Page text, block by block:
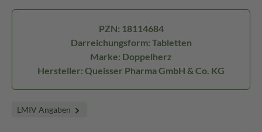
PZN: 18114684
Darreichungsform: Tabletten
Marke: Doppelherz
Hersteller: Queisser Pharma GmbH & Co. KG
LMIV Angaben